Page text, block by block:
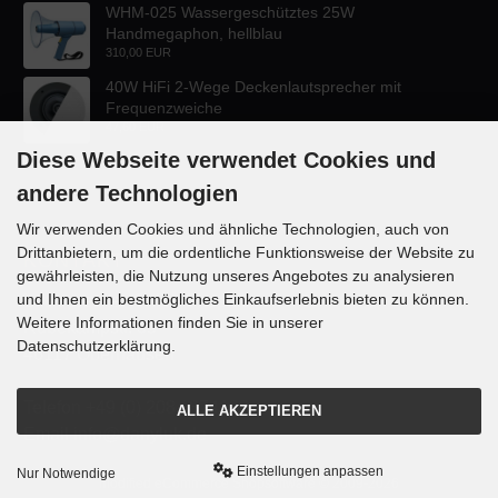
WHM-025 Wassergeschütztes 25W
Handmegaphon, hellblau
310,00 EUR
40W HiFi 2-Wege Deckenlautsprecher mit
Frequenzweiche
KONTAKT
Lautsprecher-OnlineShop.de
Rübekampstr. 35
46117 Oberhausen
Telefon +49 (0) 208 / 874188
Email info@danyluk.de
mod
Diese Webseite verwendet Cookies und
andere Technologien
Wir verwenden Cookies und ähnliche Technologien, auch von
Drittanbietern, um die ordentliche Funktionsweise der Website zu
gewährleisten, die Nutzung unseres Angebotes zu analysieren
und Ihnen ein bestmögliches Einkaufserlebnis bieten zu können.
Weitere Informationen finden Sie in unserer
Datenschutzerklärung.
ALLE AKZEPTIEREN
Nur Notwendige Einstellungen anpassen